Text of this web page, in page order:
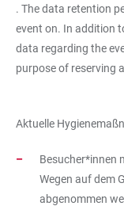
. The data retention
event on. In addition
data regarding the
purpose of reserving
Aktuelle
Besucher*innen
Wegen auf dem
abgenommen